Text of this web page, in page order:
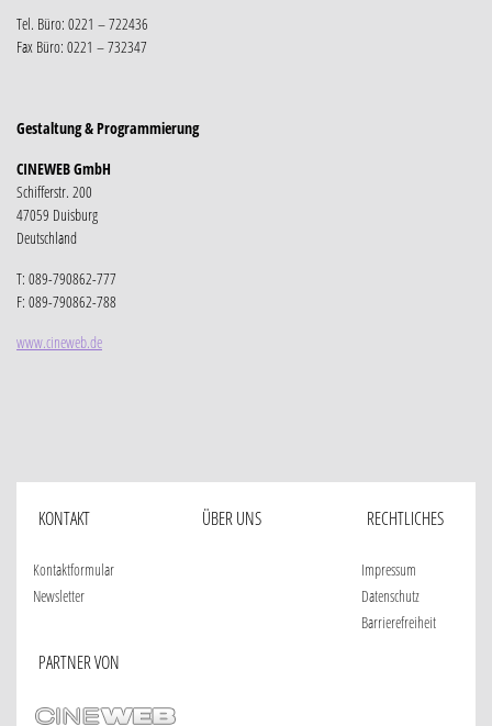
Tel. Büro: 0221 – 722436
Fax Büro: 0221 – 732347
Gestaltung & Programmierung
CINEWEB GmbH
Schifferstr. 200
47059 Duisburg
Deutschland
T: 089-790862-777
F: 089-790862-788
www.cineweb.de
KONTAKT
Kontaktformular
Newsletter
ÜBER UNS RECHTLICHES
Impressum
Datenschutz
Barrierefreiheit
PARTNER VON